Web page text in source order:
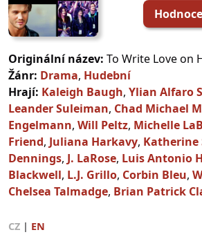
Originální název: To Write Love on
Žánr: Drama, Hudební
Hrají: Kaleigh Baugh, Ylian Alfaro
Leander Suleiman, Chad Michael
Engelmann, Will Peltz, Michelle
Friend, Juliana Harkavy, Katherine
Dennings, J. LaRose, Luis Antonio
Blackwell, L.J. Grillo, Corbin Bleu,
Chelsea Talmadge, Brian Patrick
CZ | EN